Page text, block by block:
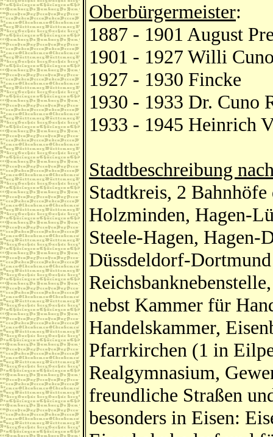
Oberbürgermeister:
1887 - 1901 August
1901 - 1927 Willi
1927 - 1930 Fincke
1930 - 1933 Dr. Cuno
1933 - 1945 Heinrich
Stadtbeschreibung
Stadtkreis, 2
Holzminden, Hagen-
Steele-Hagen,
Düssdeldorf-Dortmund
nebst Kammer für
Handelskammer,
Pfarrkirchen (1 in
Realgymnasium,
freundliche Straßen
besonders in Eisen: